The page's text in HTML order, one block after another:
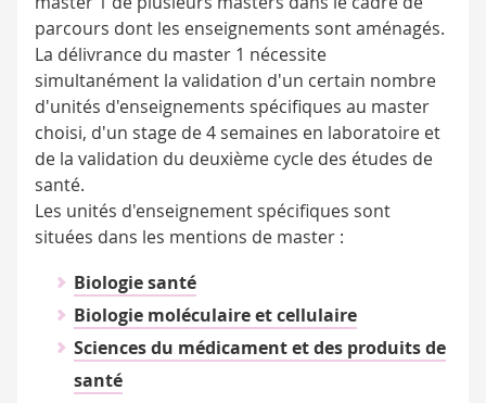
parcours dont les enseignements sont aménagés.
La délivrance du master 1 nécessite
simultanément la validation d'un certain nombre
d'unités d'enseignements spécifiques au master
choisi, d'un stage de 4 semaines en laboratoire et
de la validation du deuxième cycle des études de
santé.
Les unités d'enseignement spécifiques sont
situées dans les mentions de master :
Biologie santé
Biologie moléculaire et cellulaire
Sciences du médicament et des produits de
santé